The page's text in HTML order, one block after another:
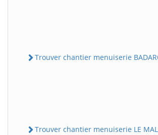
Trouver chantier menuiserie
Trouver chantier menuiserie LE